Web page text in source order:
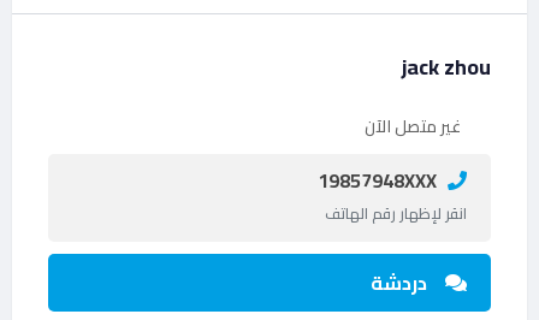
jack zhou
غير متصل الآن
19857948XXX
انقر لإظهار رقم الهاتف
دردشة